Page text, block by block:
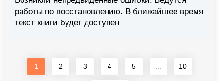
работы по восстановлению. В ближайшее время
текст книги будет доступен
1 2 3 4 5 10